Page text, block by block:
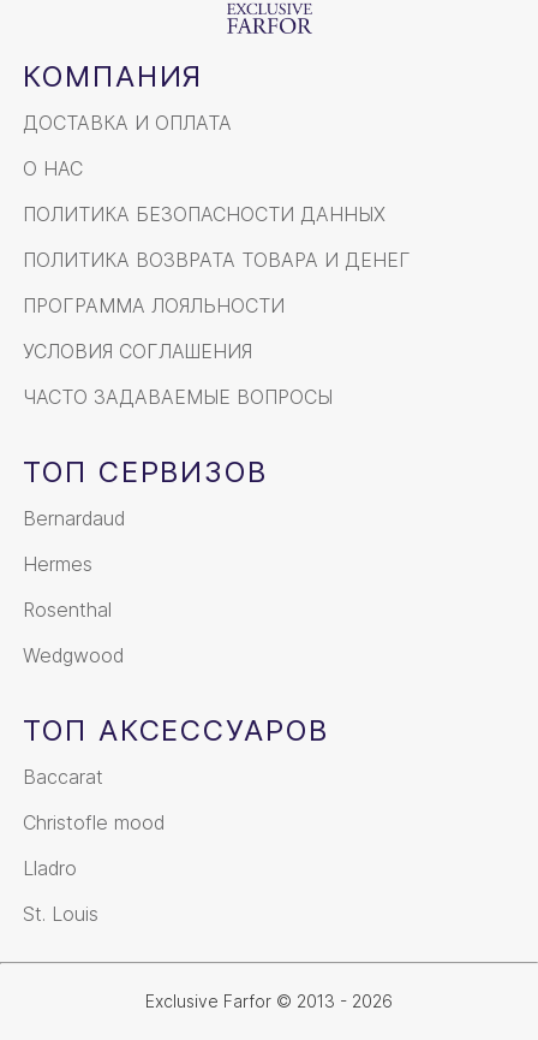
КОМПАНИЯ
ДОСТАВКА И ОПЛАТА
О НАС
ПОЛИТИКА БЕЗОПАСНОСТИ ДАННЫХ
ПОЛИТИКА ВОЗВРАТА ТОВАРА И ДЕНЕГ
ПРОГРАММА ЛОЯЛЬНОСТИ
УСЛОВИЯ СОГЛАШЕНИЯ
ЧАСТО ЗАДАВАЕМЫЕ ВОПРОСЫ
ТОП СЕРВИЗОВ
Bernardaud
Hermes
Rosenthal
Wedgwood
ТОП АКСЕССУАРОВ
Baccarat
Christofle mood
Lladro
St. Louis
Exclusive Farfor © 2013 - 2026